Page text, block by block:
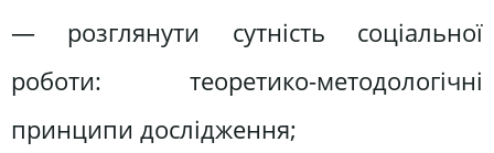
— розглянути сутність соціальної
роботи: теоретико-методологічні
принципи дослідження;